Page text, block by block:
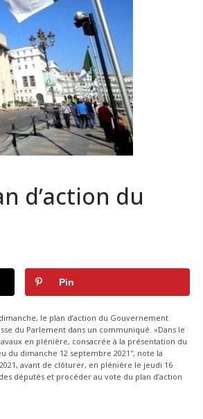
d’action du
Pin
le plan d’action du Gouvernement
du Parlement dans un communiqué. »Dans le
en plénière, consacrée à la présentation du
du dimanche 12 septembre 2021″, note la
avant de clôturer, en plénière le jeudi 16
députés et procéder au vote du plan d’action